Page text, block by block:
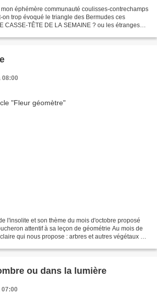
éphémère communauté coulisses-contrechamps
on trop évoqué le triangle des Bermudes ces
CASSE-TÊTE DE LA SEMAINE ? ou les étranges
08:00
l'insolite et son thème du mois d'octobre proposé
attentif à sa leçon de géométrie Au mois de
qui nous propose : arbres et autres végétaux et /
ou dans la lumière
07:00